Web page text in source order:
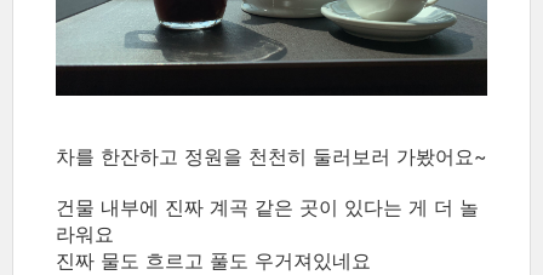
차를 한잔하고 정원을 천천히 둘러보러 가봤어요~
건물 내부에 진짜 계곡 같은 곳이 있다는 게 더 놀
라워요
진짜 물도 흐르고 풀도 우거져있네요